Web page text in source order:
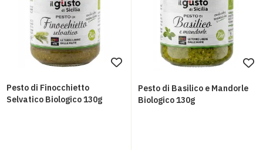
Aggiungi
Pesto di Finocchietto
Selvatico Biologico 130g
Pesto di Basilico e Mandorle
Biologico 130g